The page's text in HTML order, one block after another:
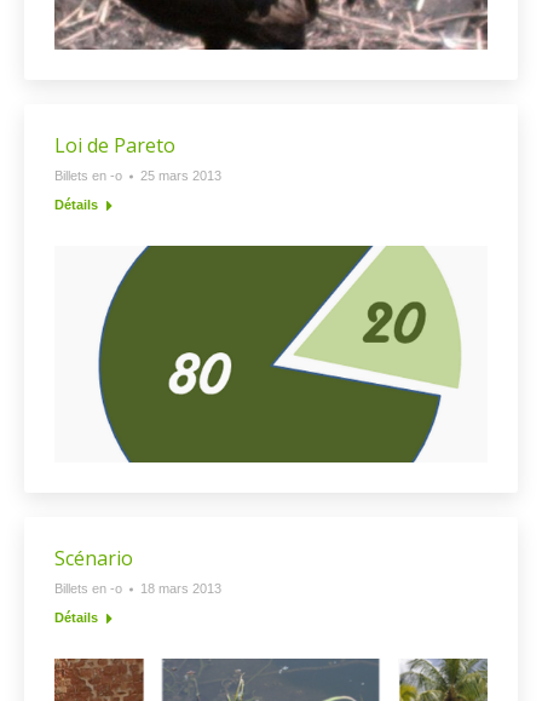
Loi de Pareto
Billets en -o
25 mars 2013
Détails
Scénario
Billets en -o
18 mars 2013
Détails